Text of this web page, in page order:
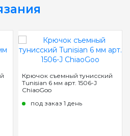
Крючок съемный тунисский
Tunisian 6 мм арт. 1506-J
ChiaoGoo
под заказ 1 день